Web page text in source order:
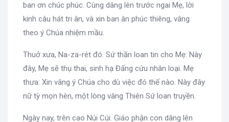
ban ơn chúc phúc. Cùng dâng lên trước ngai Mẹ, lời
kinh câu hát tri ân, và xin ban ân phúc thiêng, vâng
theo ý Chúa nhiệm mầu.
Thuở xưa, Na-za-rét đó. Sứ thần loan tin cho Mẹ: Này
đây, Mẹ sẽ thụ thai, sinh hạ Đấng cứu nhân loại. Mẹ
thưa: Xin vâng ý Chúa cho dù việc đó thế nào. Này đây
nữ tỳ mọn hèn, một lòng vâng Thiên Sứ loan truyền.
Ngày nay, trên cao Núi Cúi. Giáo phận con dâng lên